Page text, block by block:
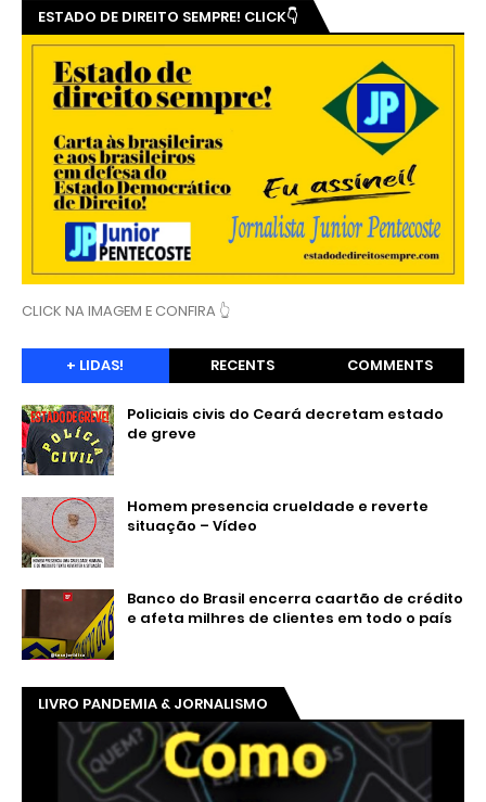
ESTADO DE DIREITO SEMPRE! CLICK👇
CLICK NA IMAGEM E CONFIRA 👆
+ LIDAS! RECENTS COMMENTS
Policiais civis do Ceará decretam estado
de greve
Homem presencia crueldade e reverte
situação – Vídeo
Banco do Brasil encerra caartão de crédito
e afeta milhres de clientes em todo o país
LIVRO PANDEMIA & JORNALISMO